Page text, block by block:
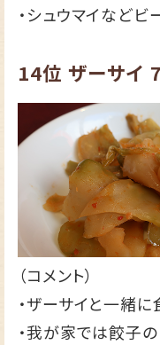
・シュウマイなど
14位 ザーサイ
（コメント）
・ザーサイと一緒に
・我が家では餃子